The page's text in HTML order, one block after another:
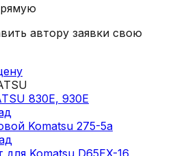
автору заявки свою
830E, 930E
Komatsu 275-5а
Komatsu D65EX-16